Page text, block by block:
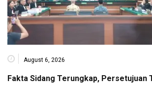
August 6, 2026
Fakta Sidang Terungkap, Persetujuan